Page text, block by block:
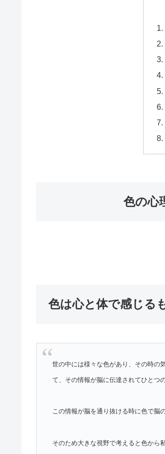
色の心
色は心と体で感じる
世の中には様々な色があり、その時の
て、その情報が脳に伝達されてひとつ
この情報が脳を通り抜ける時に色で脳
そのため大きな視野で考えると色から